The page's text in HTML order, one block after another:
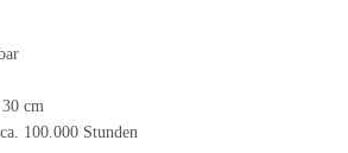
cm
100.000 Stunden